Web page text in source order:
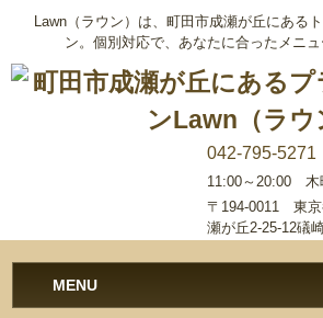
Lawn（ラウン）は、町田市成瀬が丘にある
ン。個別対応で、あなたに合ったメニュ
042-795-5271
11:00～20:00 木
〒194-0011 東京
瀬が丘2-25-12礒
MENU